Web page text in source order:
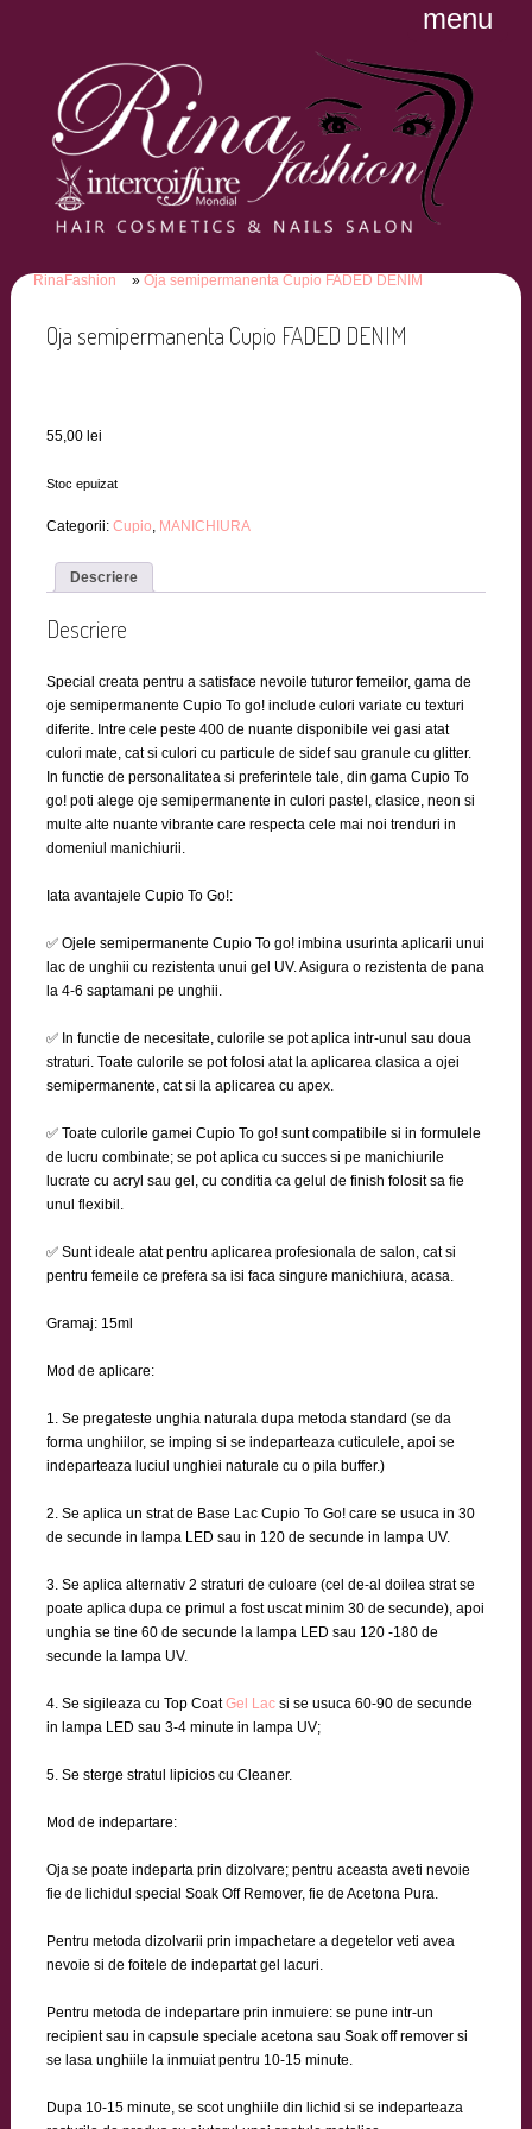
menu
RinaFashion Oja semipermanenta Cupio FADED DENIM
Oja semipermanenta Cupio FADED DENIM
55,00 lei
Stoc epuizat
Categorii: Cupio, MANICHIURA
Descriere
Descriere
Special creata pentru a satisface nevoile tuturor femeilor, gama de
oje semipermanente Cupio To go! include culori variate cu texturi
diferite. Intre cele peste 400 de nuante disponibile vei gasi atat
culori mate, cat si culori cu particule de sidef sau granule cu glitter.
In functie de personalitatea si preferintele tale, din gama Cupio To
go! poti alege oje semipermanente in culori pastel, clasice, neon si
multe alte nuante vibrante care respecta cele mai noi trenduri in
domeniul manichiurii.
Iata avantajele Cupio To Go!:
✅ Ojele semipermanente Cupio To go! imbina usurinta aplicarii unui
lac de unghii cu rezistenta unui gel UV. Asigura o rezistenta de pana
la 4-6 saptamani pe unghii.
✅ In functie de necesitate, culorile se pot aplica intr-unul sau doua
straturi. Toate culorile se pot folosi atat la aplicarea clasica a ojei
semipermanente, cat si la aplicarea cu apex.
✅ Toate culorile gamei Cupio To go! sunt compatibile si in formulele
de lucru combinate; se pot aplica cu succes si pe manichiurile
lucrate cu acryl sau gel, cu conditia ca gelul de finish folosit sa fie
unul flexibil.
✅ Sunt ideale atat pentru aplicarea profesionala de salon, cat si
pentru femeile ce prefera sa isi faca singure manichiura, acasa.
Gramaj: 15ml
Mod de aplicare:
1. Se pregateste unghia naturala dupa metoda standard (se da
forma unghiilor, se imping si se indeparteaza cuticulele, apoi se
indeparteaza luciul unghiei naturale cu o pila buffer.)
2. Se aplica un strat de Base Lac Cupio To Go! care se usuca in 30
de secunde in lampa LED sau in 120 de secunde in lampa UV.
3. Se aplica alternativ 2 straturi de culoare (cel de-al doilea strat se
poate aplica dupa ce primul a fost uscat minim 30 de secunde), apoi
unghia se tine 60 de secunde la lampa LED sau 120 -180 de
secunde la lampa UV.
4. Se sigileaza cu Top CoatGel Lacsi se usuca 60-90 de secunde
in lampa LED sau 3-4 minute in lampa UV;
5. Se sterge stratul lipicios cu Cleaner.
Mod de indepartare:
Oja se poate indeparta prin dizolvare; pentru aceasta aveti nevoie
fie de lichidul special Soak Off Remover, fie de Acetona Pura.
Pentru metoda dizolvarii prin impachetare a degetelor veti avea
nevoie si de foitele de indepartat gel lacuri.
Pentru metoda de indepartare prin inmuiere: se pune intr-un
recipient sau in capsule speciale acetona sau Soak off remover si
se lasa unghiile la inmuiat pentru 10-15 minute.
Dupa 10-15 minute, se scot unghiile din lichid si se indeparteaza